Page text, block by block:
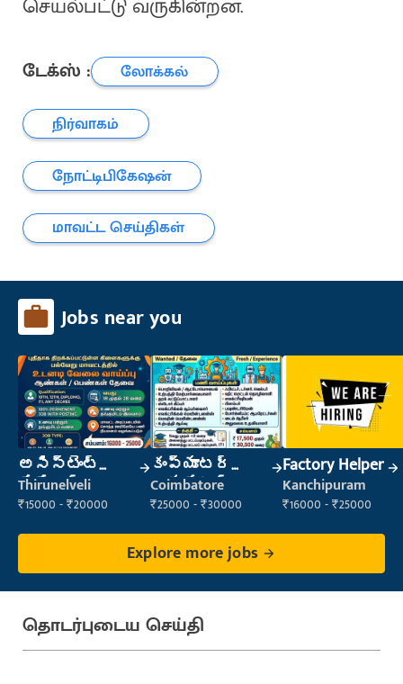
செயல்பட்டு வருகின்றன.
டேக்ஸ் :
லோக்கல்
நிர்வாகம்
நோட்டிபிகேஷன்
மாவட்ட செய்திகள்
Jobs near you
అసిస్టెంట్
మేనేజర్
Thirunelveli
₹15000 - ₹20000
కంప్యూటర్
ఆపరేటర్
Coimbatore
₹25000 - ₹30000
Factory Helper
Kanchipuram
₹16000 - ₹25000
Explore more jobs
தொடர்புடைய செய்தி